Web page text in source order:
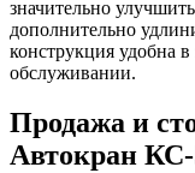
значительно
дополнительно
конструкция удобна
обслуживании.
Продажа и
Автокран